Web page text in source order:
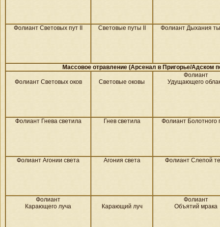
Фолиант Световых пут II Световые путы II Фолиант Дыхания
Массовое отравление (Арсенал в Пригорье/Адском
Фолиант Световых оков Световые оковы
Фолиант
Удущающего
Фолиант Гнева светила Гнев светила Фолиант Болотного
Фолиант Агонии света Агония света Фолиант Слепой
Фолиант
Карающего луча
Карающий луч
Фолиант
Объятий мрака